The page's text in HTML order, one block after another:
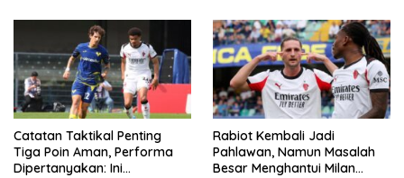
Catatan Taktikal Penting
Tiga Poin Aman, Performa
Dipertanyakan: Ini
Rabiot Kembali Jadi
Pahlawan, Namun Masalah
Besar Menghantui Milan